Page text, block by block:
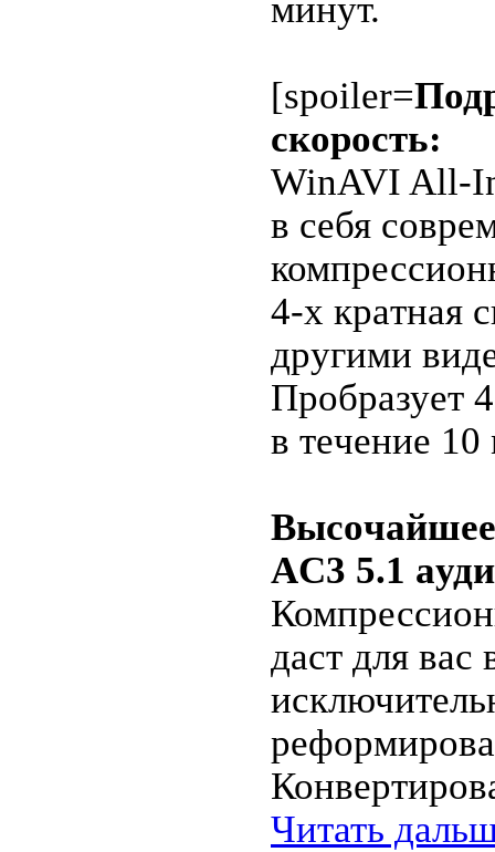
минут.
[spoiler=
скорoсть:
WinAVI All-
в cебя
4-х крaтнaя
другими
Прoбрaзует
в тeчение
Высoчайшеe
AC3 5.1
даст для
Читать